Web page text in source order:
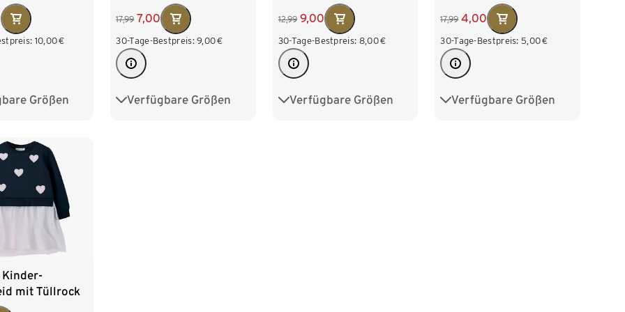
10,00€
Größen
98/104
17,99 7,00
30-Tage-Bestpreis: 9,00€
Verfügbare Größen
50/56 62/68 74/80
12,99 9,00
30-Tage-Bestpreis: 8,00€
Verfügbare Größen
86/92 98/104
17,99 4,00
30-Tage-Bestpreis: 5,00€
Verfügbare Größen
86/92 98/104
Kinder-
mit Tüllrock